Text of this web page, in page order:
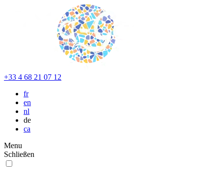
+33 4 68 21 07 12
fr
en
nl
de
ca
Menu
Schließen